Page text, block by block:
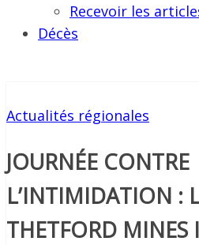
Recevoir les
Décès
Actualités régionales
JOURNÉE CONTRE
L’INTIMIDATION :
THETFORD MINES